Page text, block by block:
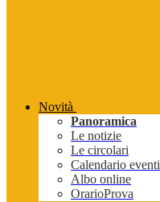
Novità
Panoramica
Le notizie
Le circolari
Calendario eventi
Albo online
OrarioProva